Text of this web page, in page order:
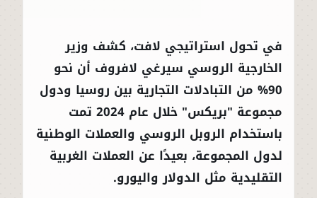
في تحول استراتيجي لافت، كشف وزير
الخارجية الروسي سيرغي لافروف أن نحو
90% من التبادلات التجارية بين روسيا ودول
مجموعة "بريكس" خلال عام 2024 تمت
باستخدام الروبل الروسي والعملات الوطنية
لدول المجموعة، بعيدًا عن العملات الغربية
التقليدية مثل الدولار واليورو.